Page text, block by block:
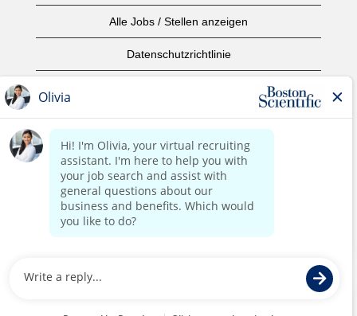
Alle Jobs / Stellen anzeigen
Datenschutzrichtlinie
Urheberrecht
Kontaktieren Sie uns
home page
Alle Rechte vorbehalten.